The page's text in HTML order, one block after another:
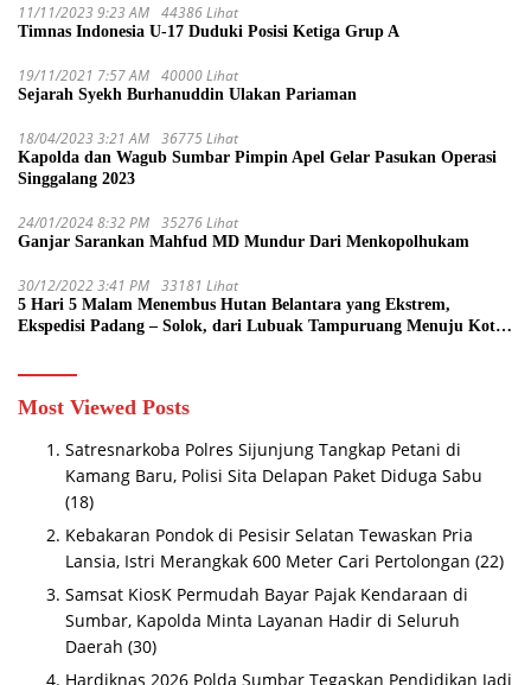
11/11/2023 9:23 AM 44386 Lihat
Timnas Indonesia U-17 Duduki Posisi Ketiga Grup A
19/11/2021 7:57 AM 40000 Lihat
Sejarah Syekh Burhanuddin Ulakan Pariaman
18/04/2023 3:21 AM 36775 Lihat
Kapolda dan Wagub Sumbar Pimpin Apel Gelar Pasukan Operasi
Singgalang 2023
24/01/2024 8:32 PM 35276 Lihat
Ganjar Sarankan Mahfud MD Mundur Dari Menkopolhukam
30/12/2022 3:41 PM 33181 Lihat
5 Hari 5 Malam Menembus Hutan Belantara yang Ekstrem,
Ekspedisi Padang – Solok, dari Lubuak Tampuruang Menuju Koto
Most Viewed Posts
Satresnarkoba Polres Sijunjung Tangkap Petani di
Kamang Baru, Polisi Sita Delapan Paket Diduga Sabu
(18)
Kebakaran Pondok di Pesisir Selatan Tewaskan Pria
Lansia, Istri Merangkak 600 Meter Cari Pertolongan (22)
Samsat KiosK Permudah Bayar Pajak Kendaraan di
Sumbar, Kapolda Minta Layanan Hadir di Seluruh
Daerah (30)
Hardiknas 2026 Polda Sumbar Tegaskan Pendidikan Jadi